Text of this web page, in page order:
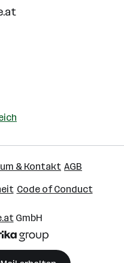
& Kontakt AGB
Code of Conduct
GmbH